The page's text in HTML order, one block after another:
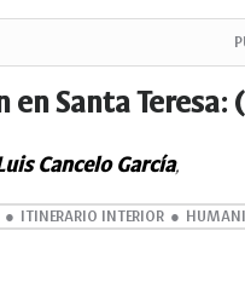
en Santa
Cancelo García,
ITINERARIO INTERIOR